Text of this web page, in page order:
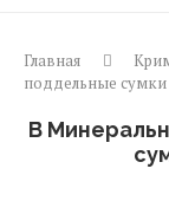
Главная
поддельные сумки
В